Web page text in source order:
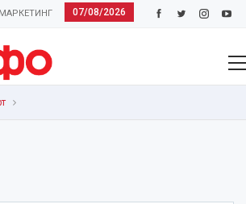
07/08/2026
МАРКЕТИНГ